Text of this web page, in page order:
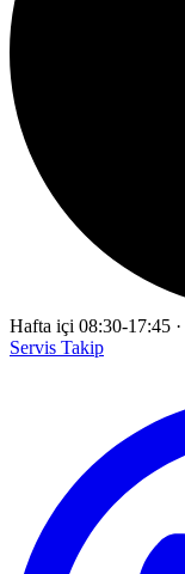
Hafta içi 08:30-17:45 ·
Servis Takip